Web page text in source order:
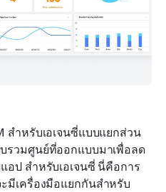
สำหรับเอเจนซี่แบบแยกส่วน
รวมศูนย์ที่ออกแบบมาเพื่อลด
อป สำหรับเอเจนซี่ นี่คือการ